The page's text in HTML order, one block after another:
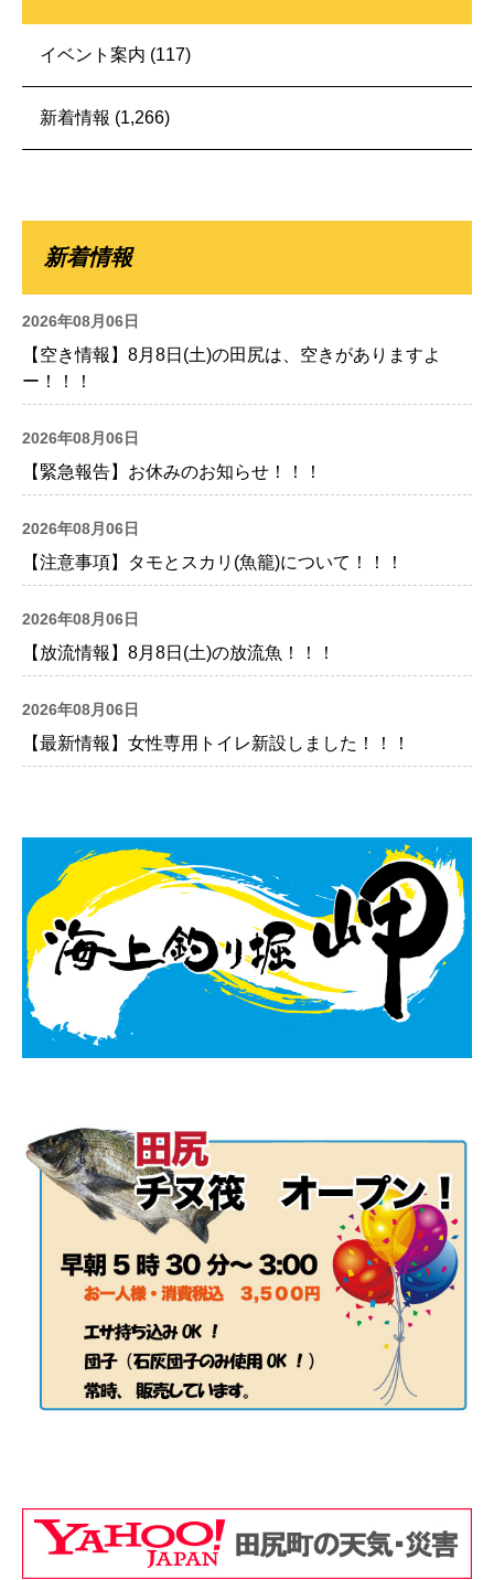
イベント案内 (117)
新着情報 (1,266)
新着情報
2026年08月06日
【空き情報】8月8日(土)の田尻は、空きがありますよ
ー！！！
2026年08月06日
【緊急報告】お休みのお知らせ！！！
2026年08月06日
【注意事項】タモとスカリ(魚籠)について！！！
2026年08月06日
【放流情報】8月8日(土)の放流魚！！！
2026年08月06日
【最新情報】女性専用トイレ新設しました！！！